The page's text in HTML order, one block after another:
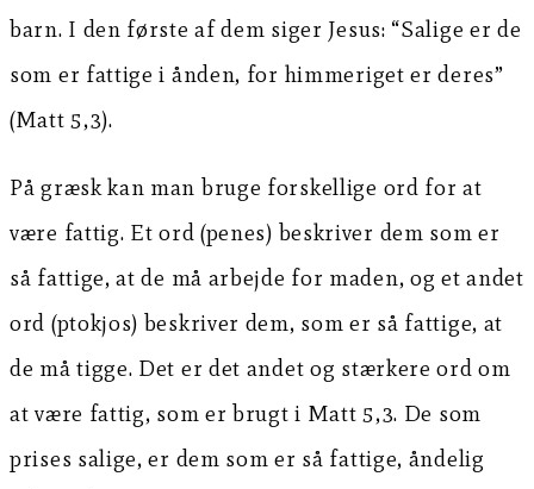
barn. I den første af dem siger Jesus: “Salige er de
som er fattige i ånden, for himmeriget er deres”
(Matt 5,3).
På græsk kan man bruge forskellige ord for at
være fattig. Et ord (penes) beskriver dem som er
så fattige, at de må arbejde for maden, og et andet
ord (ptokjos) beskriver dem, som er så fattige, at
de må tigge. Det er det andet og stærkere ord om
at være fattig, som er brugt i Matt 5,3. De som
prises salige, er dem som er så fattige, åndelig